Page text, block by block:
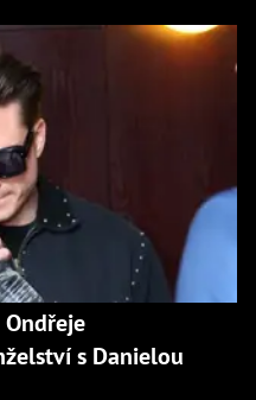
Ondřeje
s Danielou